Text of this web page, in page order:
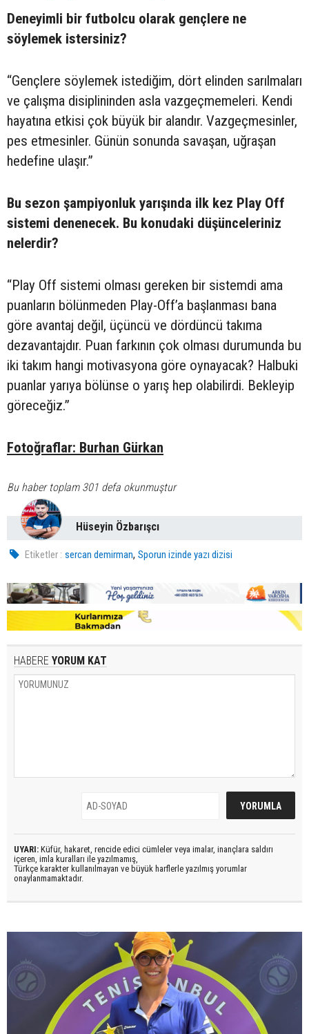
Deneyimli bir futbolcu olarak gençlere ne
söylemek istersiniz?
“Gençlere söylemek istediğim, dört elinden sarılmaları
ve çalışma disiplininden asla vazgeçmemeleri. Kendi
hayatına etkisi çok büyük bir alandır. Vazgeçmesinler,
pes etmesinler. Günün sonunda savaşan, uğraşan
hedefine ulaşır.”
Bu sezon şampiyonluk yarışında ilk kez Play Off
sistemi denenecek. Bu konudaki düşünceleriniz
nelerdir?
“Play Off sistemi olması gereken bir sistemdi ama
puanların bölünmeden Play-Off’a başlanması bana
göre avantaj değil, üçüncü ve dördüncü takıma
dezavantajdır. Puan farkının çok olması durumunda bu
iki takım hangi motivasyona göre oynayacak? Halbuki
puanlar yarıya bölünse o yarış hep olabilirdi. Bekleyip
göreceğiz.”
Fotoğraflar: Burhan Gürkan
Bu haber toplam 301 defa okunmuştur
Hüseyin Özbarışcı
Etiketler : sercan demirman,Sporun izinde yazı dizisi
HABERE YORUM KAT
UYARI: Küfür, hakaret, rencide edici cümleler veya imalar, inançlara saldırı
içeren, imla kuralları ile yazılmamış,
Türkçe karakter kullanılmayan ve büyük harflerle yazılmış yorumlar
onaylanmamaktadır.